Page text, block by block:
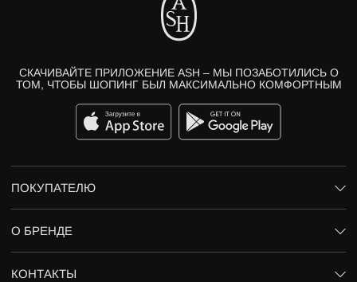
СКАЧИВАЙТЕ ПРИЛОЖЕНИЕ ASH – МЫ ПОЗАБОТИЛИСЬ О
ТОМ, ЧТОБЫ ШОПИНГ БЫЛ МАКСИМАЛЬНО КОМФОРТНЫМ
ПОКУПАТЕЛЮ
О БРЕНДЕ
КОНТАКТЫ